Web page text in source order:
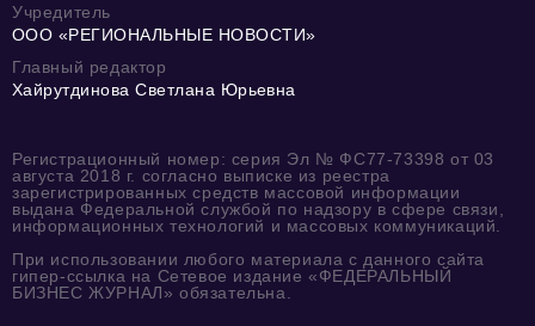
Учредитель
ООО «РЕГИОНАЛЬНЫЕ НОВОСТИ»
Главный редактор
Хайрутдинова Светлана Юрьевна
Регистрационный номер: серия Эл № ФС77-73398 от 03
августа 2018 г. согласно выписке из реестра
зарегистрированных средств массовой информации
выдана Федеральной службой по надзору в сфере связи,
информационных технологий и массовых коммуникаций.
При использовании любого материала с данного сайта
гипер-ссылка на Сетевое издание «ФЕДЕРАЛЬНЫЙ
БИЗНЕС ЖУРНАЛ» обязательна.